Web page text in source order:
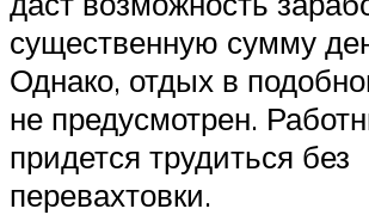
существенную сумму
Однако, отдых в
не предусмотрен.
придется трудиться без
перевахтовки.